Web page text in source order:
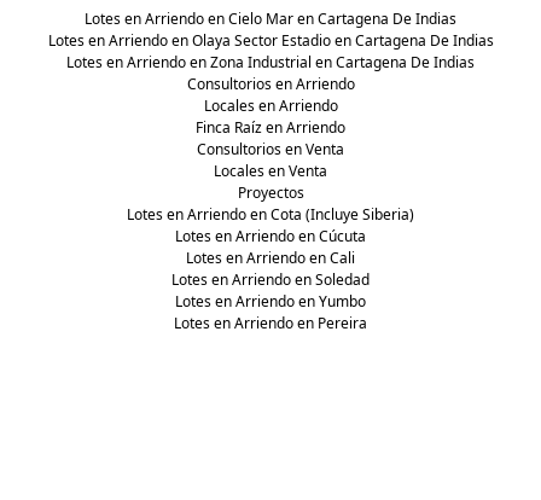
Lotes en Arriendo en Cielo Mar en Cartagena De Indias
Lotes en Arriendo en Olaya Sector Estadio en Cartagena De Indias
Lotes en Arriendo en Zona Industrial en Cartagena De Indias
Consultorios en Arriendo
Locales en Arriendo
Finca Raíz en Arriendo
Consultorios en Venta
Locales en Venta
Proyectos
Lotes en Arriendo en Cota (Incluye Siberia)
Lotes en Arriendo en Cúcuta
Lotes en Arriendo en Cali
Lotes en Arriendo en Soledad
Lotes en Arriendo en Yumbo
Lotes en Arriendo en Pereira